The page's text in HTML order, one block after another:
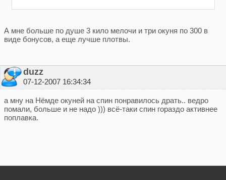
А мне больше по душе 3 кило мелочи и три окуня по 300 в
виде бонусов, а еще лучше плотвы.
duzz
07-12-2007 16:34:34
а мну на Нёмде окуней на спин понравилось драть.. ведро
помали, больше и не надо ))) всё-таки спин гораздо активнее
поплавка.